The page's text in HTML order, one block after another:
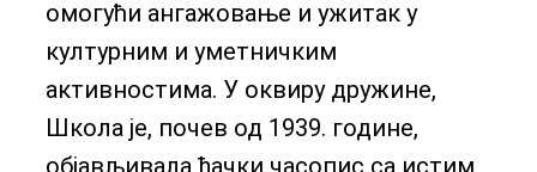
омогући ангажовање и ужитак у
културним и уметничким
активностима. У оквиру дружине,
Школа је, почев од 1939. године,